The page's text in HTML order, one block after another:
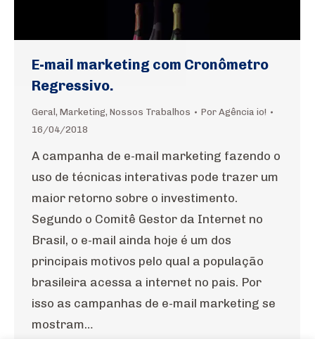
E-mail marketing com Cronômetro
Regressivo.
Geral , Marketing, Nossos Trabalhos Por Agência io!
16/04/2018
A campanha de e-mail marketing fazendo o
uso de técnicas interativas pode trazer um
maior retorno sobre o investimento.
Segundo o Comitê Gestor da Internet no
Brasil, o e-mail ainda hoje é um dos
principais motivos pelo qual a população
brasileira acessa a internet no pais. Por
isso as campanhas de e-mail marketing se
mostram…